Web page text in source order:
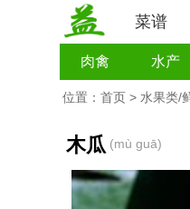
菜谱
肉禽 水产
位置： 首页 > 水果类/
木瓜 (mù guā)